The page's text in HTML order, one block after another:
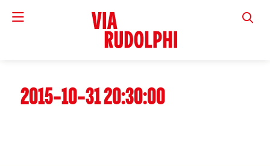
VIA
2015-10-31 20:30:00